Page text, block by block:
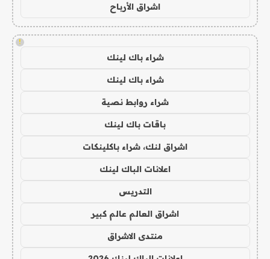
اشراق الأرباح
!
شراء باك لينك
شراء باك لينك
شراء روابط نصية
باقات باك لينك
اشراق لنك، شراء باكلينكات
اعلانات الباك لينك
التدريس
اشراق العالم عالم كبير
منتدى الاشراق